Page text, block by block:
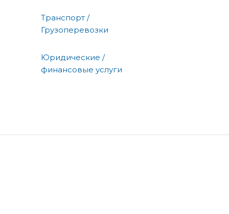
Транспорт /
Грузоперевозки
Юридические /
финансовые услуги